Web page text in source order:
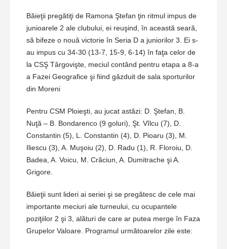
Băieţii pregătiţi de Ramona Ştefan ţin ritmul impus de
junioarele 2 ale clubului, ei reuşind, în această seară,
să bifeze o nouă victorie în Seria D a juniorilor 3. Ei s-
au impus cu 34-30 (13-7, 15-9, 6-14) în faţa celor de
la CSŞ Târgovişte, meciul contând pentru etapa a 8-a
a Fazei Geografice şi fiind găzduit de sala sporturilor
din Moreni
Pentru CSM Ploieşti, au jucat astăzi: D. Ştefan, B.
Nuţă – B. Bondarenco (9 goluri), Şt. Vîlcu (7), D.
Constantin (5), L. Constantin (4), D. Pioaru (3), M.
Iliescu (3), A. Muşoiu (2), D. Radu (1), R. Floroiu, D.
Badea, A. Voicu, M. Crăciun, A. Dumitrache şi A.
Grigore.
Băieţii sunt lideri ai seriei şi se pregătesc de cele mai
importante meciuri ale turneului, cu ocupantele
poziţiilor 2 şi 3, alături de care ar putea merge în Faza
Grupelor Valoare. Programul următoarelor zile este: